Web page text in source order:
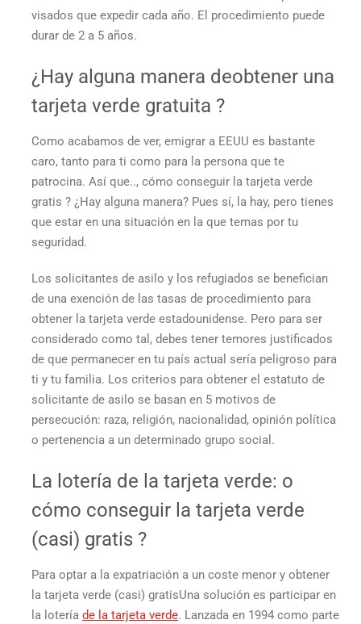
visados que expedir cada año. El procedimiento puede
durar de 2 a 5 años.
¿Hay alguna manera deobtener una
tarjeta verde gratuita ?
Como acabamos de ver, emigrar a EEUU es bastante
caro, tanto para ti como para la persona que te
patrocina. Así que.., cómo conseguir la tarjeta verde
gratis ? ¿Hay alguna manera? Pues sí, la hay, pero tienes
que estar en una situación en la que temas por tu
seguridad.
Los solicitantes de asilo y los refugiados se benefician
de una exención de las tasas de procedimiento para
obtener la tarjeta verde estadounidense. Pero para ser
considerado como tal, debes tener temores justificados
de que permanecer en tu país actual sería peligroso para
ti y tu familia. Los criterios para obtener el estatuto de
solicitante de asilo se basan en 5 motivos de
persecución: raza, religión, nacionalidad, opinión política
o pertenencia a un determinado grupo social.
La lotería de la tarjeta verde: o
cómo conseguir la tarjeta verde
(casi) gratis ?
Para optar a la expatriación a un coste menor y obtener
la tarjeta verde (casi) gratisUna solución es participar en
la lotería de la tarjeta verde. Lanzada en 1994 como parte